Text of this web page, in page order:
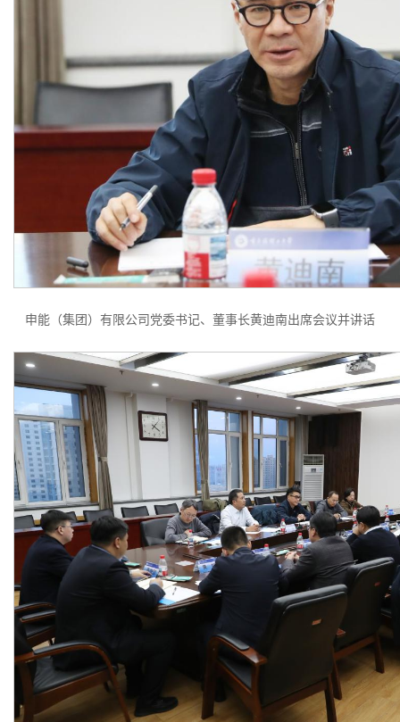
申能（集团）有限公司党委书记、董事长黄迪南出席会议并讲话